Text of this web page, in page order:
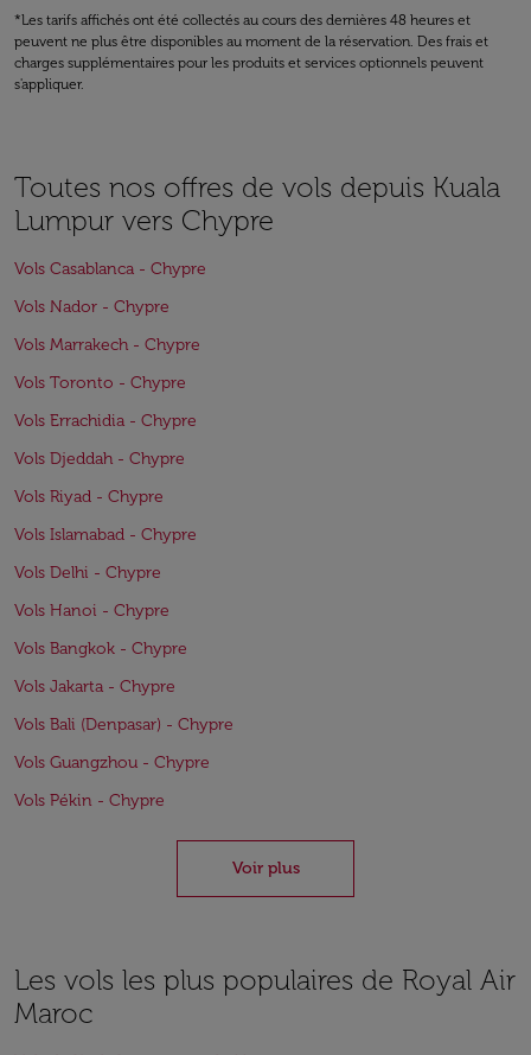
*Les tarifs affichés ont été collectés au cours des dernières 48 heures et
peuvent ne plus être disponibles au moment de la réservation. Des frais et
charges supplémentaires pour les produits et services optionnels peuvent
s'appliquer.
Toutes nos offres de vols depuis Kuala
Lumpur vers Chypre
Vols Casablanca - Chypre
Vols Nador - Chypre
Vols Marrakech - Chypre
Vols Toronto - Chypre
Vols Errachidia - Chypre
Vols Djeddah - Chypre
Vols Riyad - Chypre
Vols Islamabad - Chypre
Vols Delhi - Chypre
Vols Hanoi - Chypre
Vols Bangkok - Chypre
Vols Jakarta - Chypre
Vols Bali (Denpasar) - Chypre
Vols Guangzhou - Chypre
Vols Pékin - Chypre
Voir plus
Les vols les plus populaires de Royal Air
Maroc